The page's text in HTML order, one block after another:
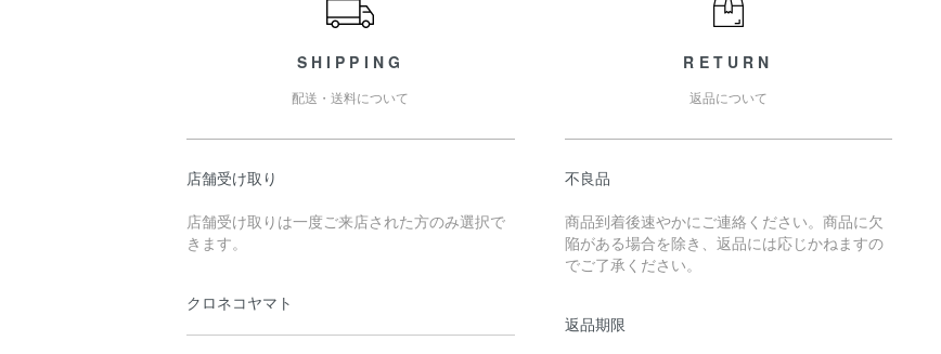
SHIPPING
配送・送料について
店舗受け取り
店舗受け取りは一度ご来店された方のみ選択で
きます。
クロネコヤマト
RETURN
返品について
不良品
商品到着後速やかにご連絡ください。商品に欠
陥がある場合を除き、返品には応じかねますの
でご了承ください。
返品期限